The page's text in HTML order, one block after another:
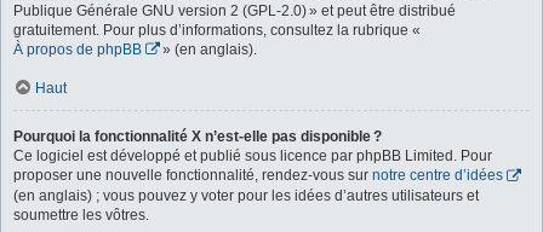
Publique Générale GNU version 2 (GPL-2.0) » et peut être distribué
gratuitement. Pour plus d’informations, consultez la rubrique «
À propos de phpBB
» (en anglais).
Haut
Pourquoi la fonctionnalité X n’est-elle pas disponible ?
Ce logiciel est développé et publié sous licence par phpBB Limited. Pour
proposer une nouvelle fonctionnalité, rendez-vous sur notre centre d’idées
(en anglais) ; vous pouvez y voter pour les idées d’autres utilisateurs et
soumettre les vôtres.